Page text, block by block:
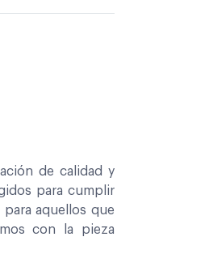
de calidad y
para cumplir
aquellos que
con la pieza